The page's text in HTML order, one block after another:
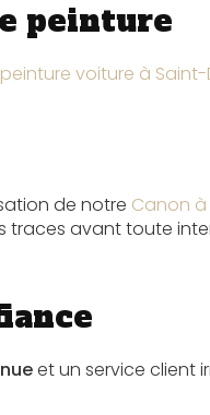
peinture
peinture voiture à Saint-
de notre Canon à
traces avant toute
et un service client